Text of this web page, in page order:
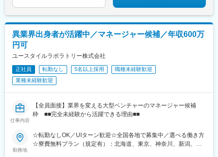
駅、淡路駅、文の里駅、枚方市駅、大阪城北詰駅、堺筋本町駅、
駅、稲荷町駅(広島県)、広島駅、福山駅、呉駅、銀山町駅、西条駅
駅(福岡県)、黒崎駅、西鉄久留米駅、戸畑駅、佐賀駅、八千代町
駅、高見橋駅、県庁前駅(沖縄県)、大通駅、榴ケ岡駅、あおば通
駅、南越谷駅、朝霞台駅、本川越駅、八木崎駅、京成西船駅、本
前駅、西松本駅、市役所前駅(長野県)、岐阜駅、新静岡駅、浜松
駅、近鉄名古屋駅、千種駅、東別院駅、近鉄四日市駅、大津駅、
天王寺駅前駅、福島駅(大阪環状線)、西中島南方駅、ＪＲ淡路駅、
昭和町駅(大阪府)、枚方公園駅、大阪ビジネスパーク駅、本町駅、
異業界出身者が活躍中／マネージャー候補／年収600万
円可
ユースタイルラボラトリー株式会社
正社員 転勤なし 5名以上採用
職種未経験歓迎
業種未経験歓迎
仕事内容
【全員面接】業界を変える大型ベンチャーのマネージャー候補
枠 ■■完全未経験から活躍できる理由■■
勤務地
☆転勤なしOK／UIターン歓迎☆全国各地で募集中／選べる働き方
☆寮費無料プラン（規定有）：北海道、東京、神奈川、新潟、三